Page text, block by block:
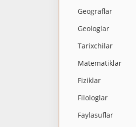
Geograflar
Geologlar
Tarixchilar
Matematiklar
Fiziklar
Filologlar
Faylasuflar